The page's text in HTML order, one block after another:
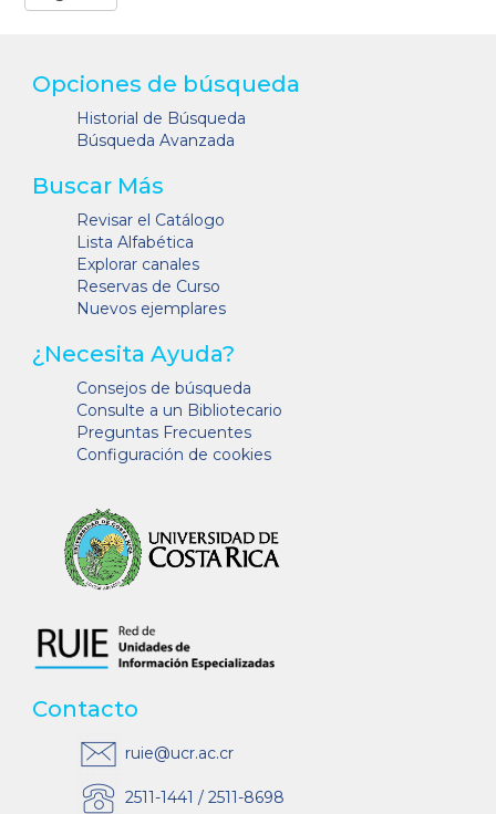
Opciones de búsqueda
Historial de Búsqueda
Búsqueda Avanzada
Buscar Más
Revisar el Catálogo
Lista Alfabética
Explorar canales
Reservas de Curso
Nuevos ejemplares
¿Necesita Ayuda?
Consejos de búsqueda
Consulte a un Bibliotecario
Preguntas Frecuentes
Configuración de cookies
Contacto
ruie@ucr.ac.cr
2511-1441 / 2511-8698